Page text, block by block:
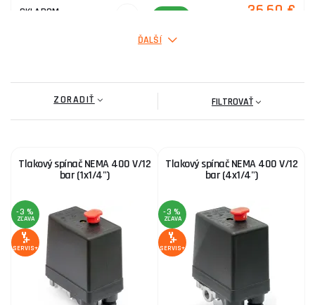
SKLADOM 36,60 €
SKLADOM 37,00 €
Tlakový spínač CONDOR MDR 3/11, 6,3 - 10 A
SKLADOM KÚPIŤ
ĎALŠÍ
ZORADIŤ FILTROVAŤ
Tlakový spínač NEMA 400 V/12
bar (1x1/4")
-3 %
ZĽAVA
SERVIS+
Tlakový spínač NEMA 400 V/12
bar (4x1/4")
-3 %
ZĽAVA
SERVIS+